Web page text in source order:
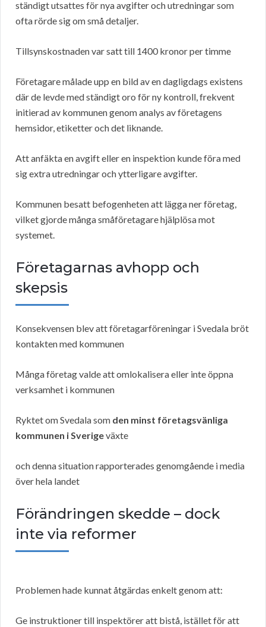
ständigt utsattes för nya avgifter och utredningar som
ofta rörde sig om små detaljer.
Tillsynskostnaden var satt till 1400 kronor per timme
Företagare målade upp en bild av en dagligdags existens
där de levde med ständigt oro för ny kontroll, frekvent
initierad av kommunen genom analys av företagens
hemsidor, etiketter och det liknande.
Att anfäkta en avgift eller en inspektion kunde föra med
sig extra utredningar och ytterligare avgifter.
Kommunen besatt befogenheten att lägga ner företag,
vilket gjorde många småföretagare hjälplösa mot
systemet.
Företagarnas avhopp och
skepsis
Konsekvensen blev att företagarföreningar i Svedala bröt
kontakten med kommunen
Många företag valde att omlokalisera eller inte öppna
verksamhet i kommunen
Ryktet om Svedala som den minst företagsvänliga
kommunen i Sverigeväxte
och denna situation rapporterades genomgående i media
över hela landet
Förändringen skedde – dock
inte via reformer
Problemen hade kunnat åtgärdas enkelt genom att:
Ge instruktioner till inspektörer att bistå, istället för att